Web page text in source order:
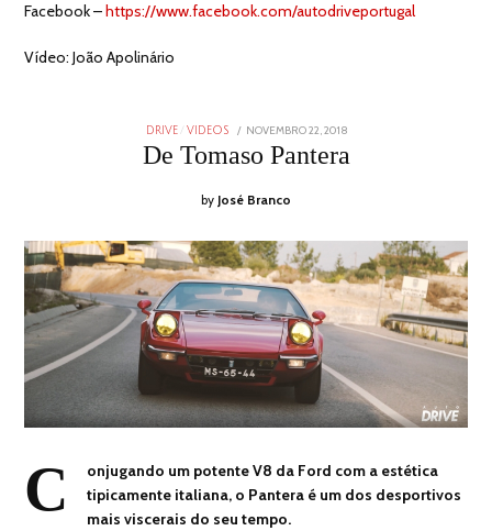
Facebook –https://www.facebook.com/autodriveportugal
Vídeo: João Apolinário
DRIVE VIDEOS
POSTED
NOVEMBRO 22, 2018
De Tomaso Pantera
by José Branco
C
onjugando um potente V8 da Ford com a estética
tipicamente italiana, o Pantera é um dos desportivos
mais viscerais do seu tempo.